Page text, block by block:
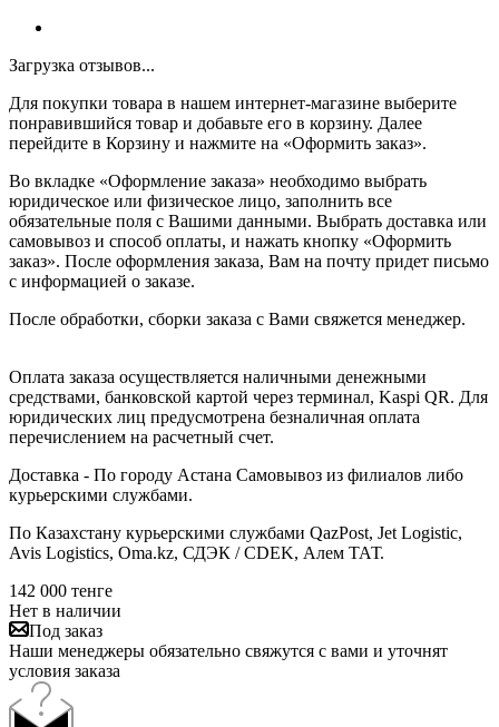
Загрузка отзывов...
Для покупки товара в нашем интернет-магазине выберите
понравившийся товар и добавьте его в корзину. Далее
перейдите в Корзину и нажмите на «Оформить заказ».
Во вкладке «Оформление заказа» необходимо выбрать
юридическое или физическое лицо, заполнить все
обязательные поля с Вашими данными. Выбрать доставка или
самовывоз и способ оплаты, и нажать кнопку «Оформить
заказ». После оформления заказа, Вам на почту придет письмо
с информацией о заказе.
После обработки, сборки заказа с Вами свяжется менеджер.
Оплата заказа осуществляется наличными денежными
средствами, банковской картой через терминал, Kaspi QR. Для
юридических лиц предусмотрена безналичная оплата
перечислением на расчетный счет.
Доставка - По городу Астана Самовывоз из филиалов либо
курьерскими службами.
По Казахстану курьерскими службами QazPost, Jet Logistic,
Avis Logistics, Oma.kz, СДЭК / CDEK, Алем ТАТ.
142 000 тенге
Нет в наличии
Под заказ
Наши менеджеры обязательно свяжутся с вами и уточнят
условия заказа